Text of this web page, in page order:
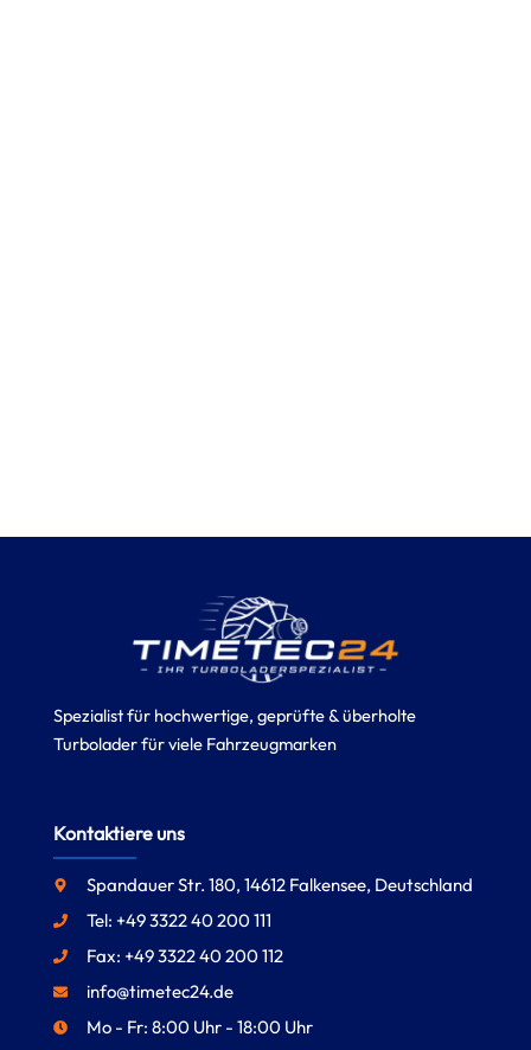
Spezialist für hochwertige, geprüfte & überholte
Turbolader für viele Fahrzeugmarken
Kontaktiere uns
Spandauer Str. 180, 14612 Falkensee, Deutschland
Tel: +49 3322 40 200 111
Fax: +49 3322 40 200 112
info@timetec24.de
Mo - Fr: 8:00 Uhr - 18:00 Uhr